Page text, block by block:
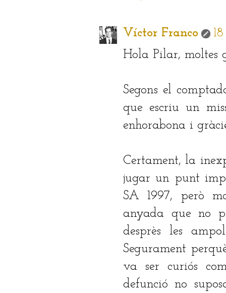
Víctor Franco
Hola Pilar, moltes
Segons el
que escriu un
enhorabona i
Certament, la
jugar un punt
SA 1997, però
anyada que no
desprès les
Segurament
va ser curiós
defunció no